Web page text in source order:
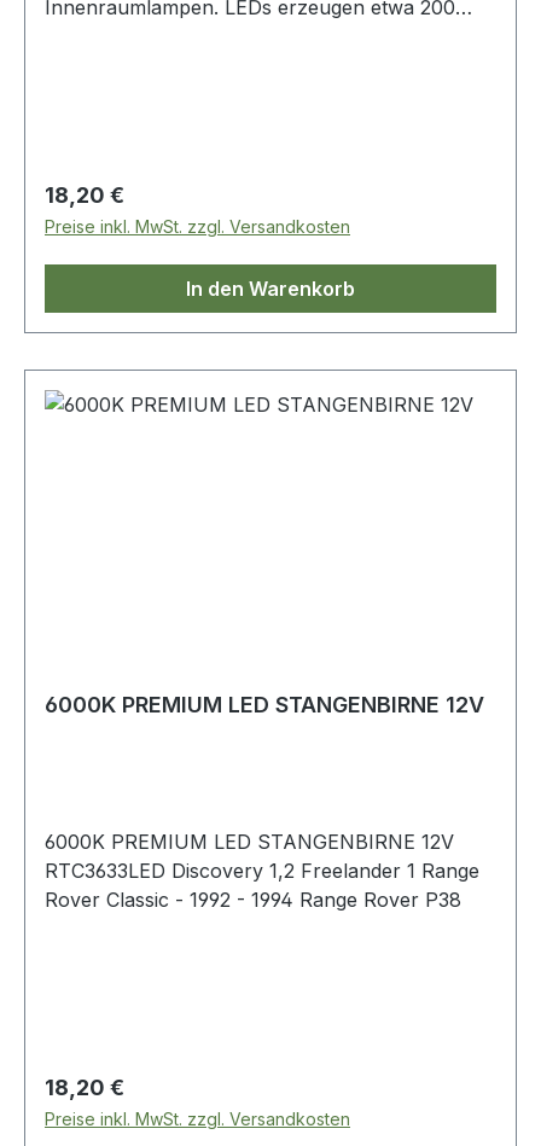
Innenraumlampen. LEDs erzeugen etwa 200
Regulärer Preis:
18,20 €
Preise inkl. MwSt. zzgl. Versandkosten
In den Warenkorb
6000K PREMIUM LED STANGENBIRNE 12V
6000K PREMIUM LED STANGENBIRNE 12V
RTC3633LED Discovery 1,2 Freelander 1 Range
Rover Classic - 1992 - 1994 Range Rover P38
Regulärer Preis:
18,20 €
Preise inkl. MwSt. zzgl. Versandkosten